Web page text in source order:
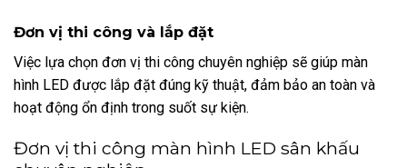
Đơn vị thi công và lắp đặt
Việc lựa chọn đơn vị thi công chuyên nghiệp sẽ giúp màn
hình LED được lắp đặt đúng kỹ thuật, đảm bảo an toàn và
hoạt động ổn định trong suốt sự kiện.
Đơn vị thi công màn hình LED sân khấu